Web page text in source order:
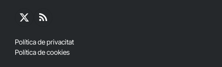
X
RSS
Política de privacitat
Política de cookies